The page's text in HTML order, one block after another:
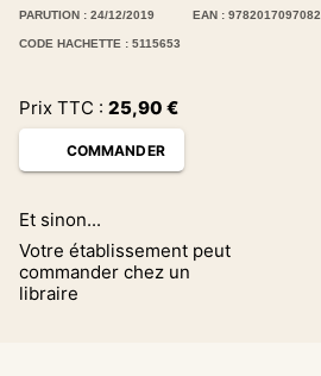
PARUTION : 24/12/2019 EAN : 9782017097082
CODE HACHETTE : 5115653
Prix TTC : 25,90 €
COMMANDER
Et sinon...
Votre établissement peut
commander chez un
libraire